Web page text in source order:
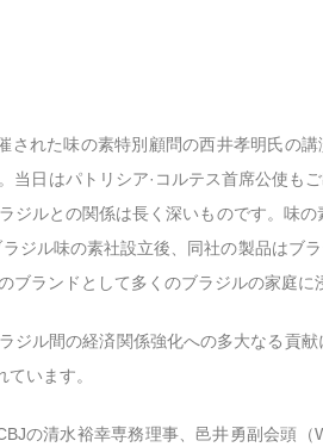
された味の素特別顧問の西井孝明氏の
当日はパトリシア·コルテス首席公使も
ジルとの関係は長く深いものです。味
ジル味の素社設立後、同社の製品はブ
ブランドとして多くのブラジルの家庭に
ジル間の経済関係強化への多大なる貢
ています。
の清水裕幸専務理事、邑井勇副会頭